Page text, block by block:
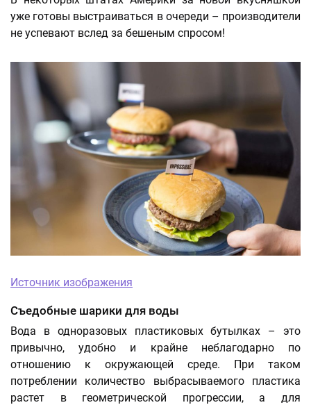
уже готовы выстраиваться в очереди – производители
не успевают вслед за бешеным спросом!
Источник изображения
Съедобные шарики для воды
Вода в одноразовых пластиковых бутылках – это
привычно, удобно и крайне неблагодарно по
отношению к окружающей среде. При таком
потреблении количество выбрасываемого пластика
растет в геометрической прогрессии, а для